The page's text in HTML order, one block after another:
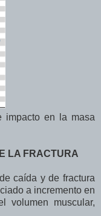
impacto en la masa
LA FRACTURA
caída y de fractura
a incremento en
volumen muscular,